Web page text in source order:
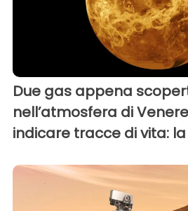
Due gas appena
nell’atmosfera di
indicare tracce di vita: